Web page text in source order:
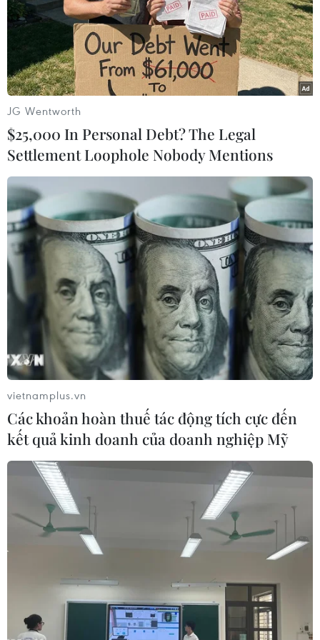
Hành trình lập nên kỳ tích
của đội tuyển Futsal Việt Nam
19/09/2016 23:10
Đội tuyển bóng đá Futsal Việt Nam đã lập nên kỳ tích
khi giành vé vào vòng 1/8 FIFA Futsal World Cup ngay
trong lần đầu tiên tham dự.
JG Wentworth
$25,000 In Personal Debt? The Legal
Settlement Loophole Nobody Mentions
vietnamplus.vn
Các khoản hoàn thuế tác động tích cực đến
kết quả kinh doanh của doanh nghiệp Mỹ